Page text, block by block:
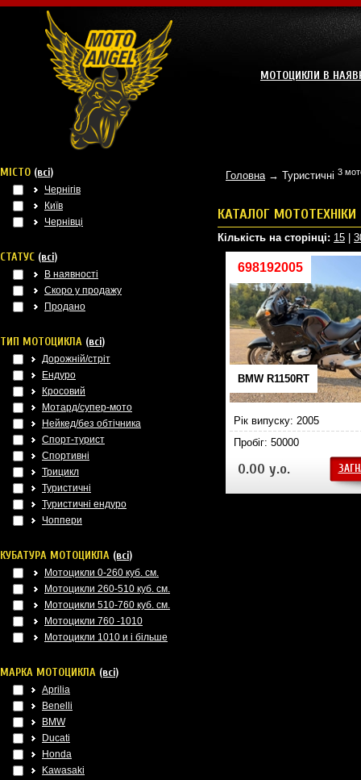
МОТОЦИКЛИ В
Головна→ Туристичні 3
КАТАЛОГ МОТОТЕХНІКИ
Кількість на сторінці: 15
698192005
BMW R1150RT
Рік випуску: 2005
Пробіг: 50000
0.00 у.о.
МІСТО (всі)
Чернігів
Київ
Чернівці
СТАТУС (всі)
В наявності
Скоро у продажу
Продано
ТИП МОТОЦИКЛА (всі)
Дорожній/стріт
Ендуро
Кросовий
Мотард/супер-мото
Нейкед/без обтічника
Спорт-турист
Спортивні
Трицикл
Туристичні
Туристичні ендуро
Чоппери
КУБАТУРА МОТОЦИКЛА (всі)
Мотоцикли 0-260 куб. см.
Мотоцикли 260-510 куб. см.
Мотоцикли 510-760 куб. см.
Мотоцикли 760 -1010
Мотоцикли 1010 и і більше
МАРКА МОТОЦИКЛА (всі)
Aprilia
Benelli
BMW
Ducati
Honda
Kawasaki